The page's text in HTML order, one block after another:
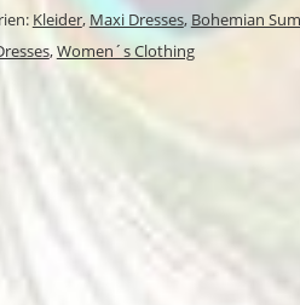
Kleider, Maxi Dresses, Bohemian
,Women´s Clothing